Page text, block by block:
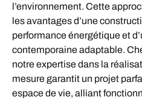
l’environnement. Cette
les avantages d’une
performance énergétique et
contemporaine adaptable.
notre expertise dans la
mesure garantit un projet
espace de vie, alliant